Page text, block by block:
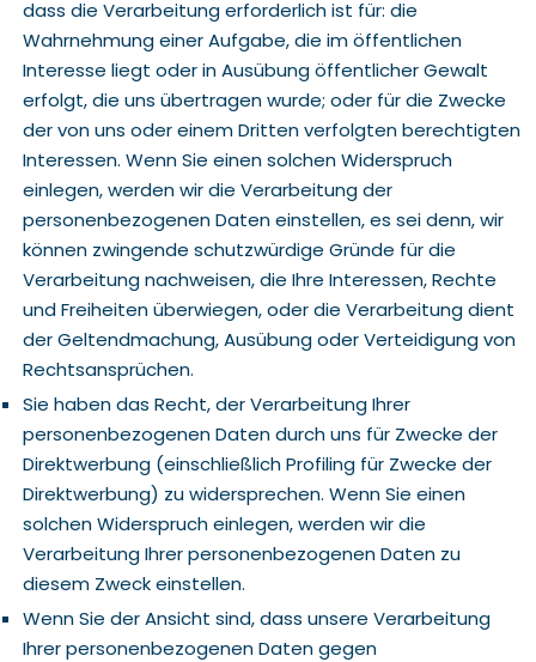
dass die Verarbeitung erforderlich ist für: die
Wahrnehmung einer Aufgabe, die im öffentlichen
Interesse liegt oder in Ausübung öffentlicher Gewalt
erfolgt, die uns übertragen wurde; oder für die Zwecke
der von uns oder einem Dritten verfolgten berechtigten
Interessen. Wenn Sie einen solchen Widerspruch
einlegen, werden wir die Verarbeitung der
personenbezogenen Daten einstellen, es sei denn, wir
können zwingende schutzwürdige Gründe für die
Verarbeitung nachweisen, die Ihre Interessen, Rechte
und Freiheiten überwiegen, oder die Verarbeitung dient
der Geltendmachung, Ausübung oder Verteidigung von
Rechtsansprüchen.
Sie haben das Recht, der Verarbeitung Ihrer
personenbezogenen Daten durch uns für Zwecke der
Direktwerbung (einschließlich Profiling für Zwecke der
Direktwerbung) zu widersprechen. Wenn Sie einen
solchen Widerspruch einlegen, werden wir die
Verarbeitung Ihrer personenbezogenen Daten zu
diesem Zweck einstellen.
Wenn Sie der Ansicht sind, dass unsere Verarbeitung
Ihrer personenbezogenen Daten gegen